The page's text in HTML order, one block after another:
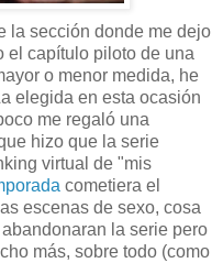
la sección donde me dejo
el capítulo piloto de una
o menor medida, he
elegida en esta ocasión
me regaló una
hizo que la serie
virtual de "mis
cometiera el
escenas de sexo, cosa
la serie pero
más, sobre todo (como